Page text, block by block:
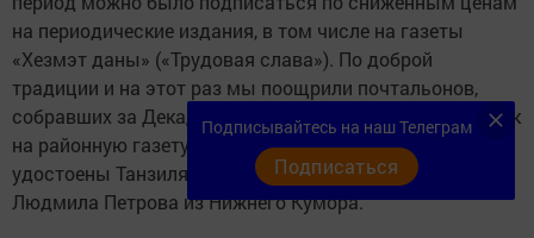
на периодические издания, в том числе на газеты
«Хезмэт даны» («Трудовая слава»). По доброй
традиции и на этот раз мы поощрили почтальонов,
собравших за Декаду наибольшее количество подписок
на районную газету. Подарков от редакции были
удостоены Танзиля Фазылзянова из Кукмора и
Людмила Петрова из Нижнего Кумора.
Подписывайтесь на наш Телеграм
Подписаться